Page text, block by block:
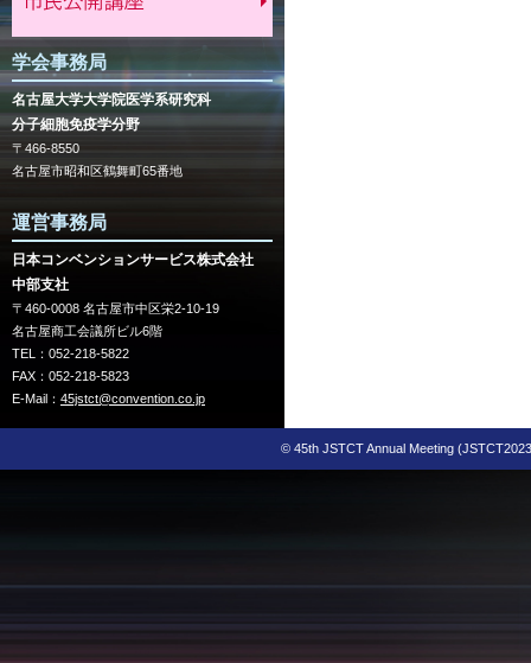
学会事務局
名古屋大学大学院医学系研究科
分子細胞免疫学分野
〒466-8550
名古屋市昭和区鶴舞町65番地
運営事務局
日本コンベンションサービス株式会社
中部支社
〒460-0008 名古屋市中区栄2-10-19
名古屋商工会議所ビル6階
TEL：052-218-5822
FAX：052-218-5823
E-Mail： 45jstct@convention.co.jp
© 45th JSTCT Annual Meeting